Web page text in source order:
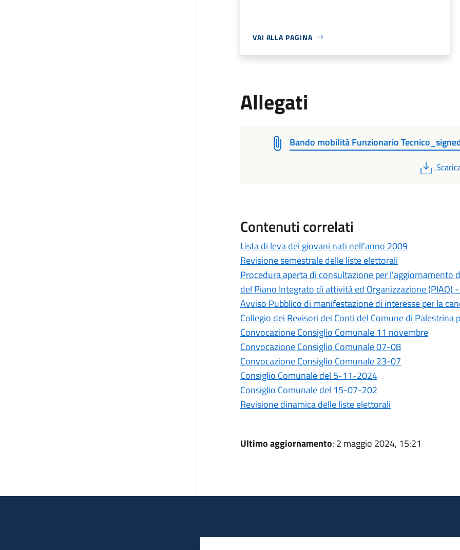
VAI ALLA PAGINA
Allegati
Bando mobilità Funzionario
PDF
Contenuti correlati
Lista di leva dei giovani nati nell'anno 2009
Revisione semestrale delle liste elettorali
Procedura aperta di consultazione per l'aggiornamento
del Piano Integrato di attività ed Organizzazione
Avviso Pubblico di manifestazione di interesse per la
Collegio dei Revisori dei Conti del Comune di
Convocazione Consiglio Comunale 11 novembre
Convocazione Consiglio Comunale 07-08
Convocazione Consiglio Comunale 23-07
Consiglio Comunale del 5-11-2024
Consiglio Comunale del 15-07-202
Revisione dinamica delle liste elettorali
Ultimo aggiornamento: 2 maggio 2024, 15:21